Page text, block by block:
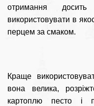
отримання досить
використовувати в
перцем за смаком.
Краще
вона велика,
картоплю песто і